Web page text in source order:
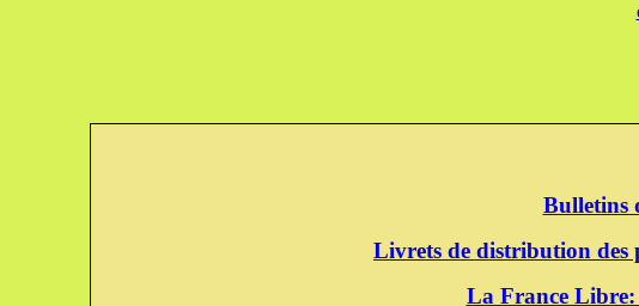
Bulletins
Livrets de distribution des
La France Libre: